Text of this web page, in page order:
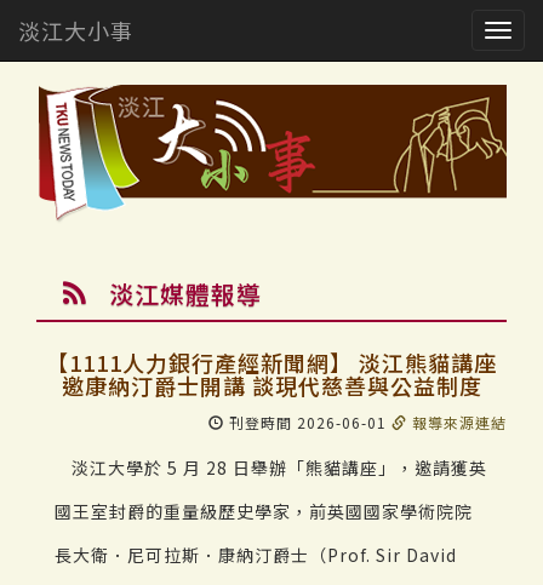
淡江大小事
淡江媒體報導
【1111人力銀行產經新聞網】 淡江熊貓講座
邀康納汀爵士開講 談現代慈善與公益制度
刊登時間 2026-06-01 報導來源連結
淡江大學於 5 月 28 日舉辦「熊貓講座」，邀請獲英
國王室封爵的重量級歷史學家，前英國國家學術院院
長大衛．尼可拉斯．康納汀爵士（Prof. Sir David